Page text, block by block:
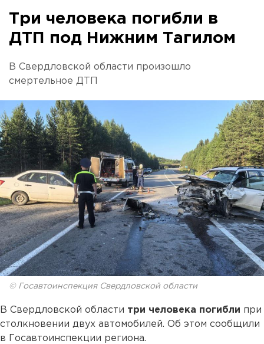
Три человека погибли в
ДТП под Нижним Тагилом
В Свердловской области произошло
смертельное ДТП
© Госавтоинспекция Свердловской области
В Свердловской области три человека погибли при
столкновении двух автомобилей. Об этом сообщили
в Госавтоинспекции региона.